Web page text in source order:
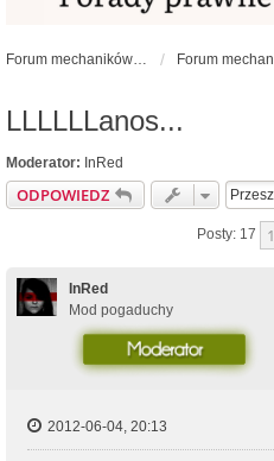
Forum mechaników samochodowych - forum-mechaniczne.pl
LLLLLLanos...
Moderator: InRed
ODPOWIEDZ
Posty: 17 1
InRed
Mod pogaduchy
2012-06-04, 20:13